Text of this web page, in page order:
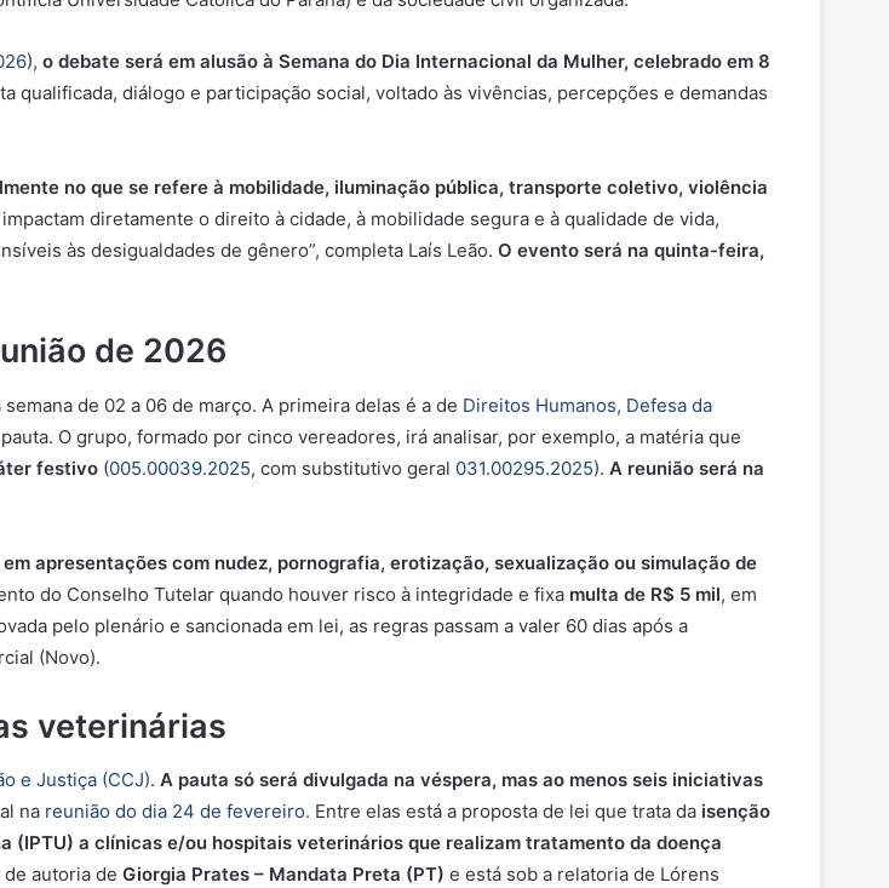
), o debate será em alusão à Semana do Dia Internacional da Mulher, celebrado em 8
qualificada, diálogo e participação social, voltado às vivências, percepções e demandas
no que se refere à mobilidade, iluminação pública, transporte coletivo, violência
diretamente o direito à cidade, à mobilidade segura e à qualidade de vida,
às desigualdades de gênero”, completa Laís Leão. O evento será na quinta-feira,
de 2026
de 02 a 06 de março. A primeira delas é a de Direitos Humanos, Defesa da
O grupo, formado por cinco vereadores, irá analisar, por exemplo, a matéria que
festivo (005.00039.2025, com substitutivo geral 031.00295.2025). A reunião será na
apresentações com nudez, pornografia, erotização, sexualização ou simulação de
do Conselho Tutelar quando houver risco à integridade e fixa multa de R$ 5 mil, em
pelo plenário e sancionada em lei, as regras passam a valer 60 dias após a
(Novo).
veterinárias
e Justiça (CCJ). A pauta só será divulgada na véspera, mas ao menos seis iniciativas
na reunião do dia 24 de fevereiro. Entre elas está a proposta de lei que trata da isenção
a clínicas e/ou hospitais veterinários que realizam tratamento da doença
autoria de Giorgia Prates – Mandata Preta (PT) e está sob a relatoria de Lórens